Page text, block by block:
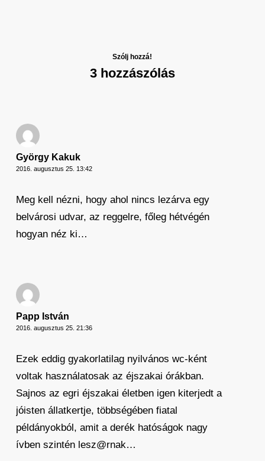
Szólj hozzá!
3 hozzászólás
György Kakuk
2016. augusztus 25. 13:42
Meg kell nézni, hogy ahol nincs lezárva egy
belvárosi udvar, az reggelre, főleg hétvégén
hogyan néz ki…
Papp István
2016. augusztus 25. 21:36
Ezek eddig gyakorlatilag nyilvános wc-ként
voltak használatosak az éjszakai órákban.
Sajnos az egri éjszakai életben igen kiterjedt a
jóisten állatkertje, többségében fiatal
példányokból, amit a derék hatóságok nagy
ívben szintén lesz@rnak…